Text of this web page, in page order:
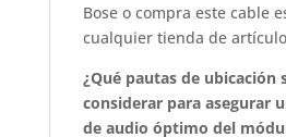
Bose o compra este cable
cualquier tienda de
¿Qué pautas de ubicación
considerar para asegurar
de audio óptimo del